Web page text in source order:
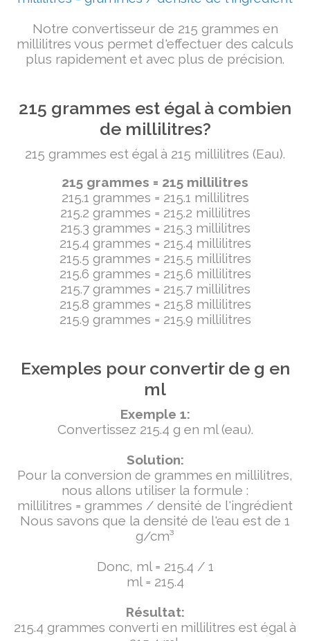
Notre convertisseur de 215 grammes en
millilitres vous permet d'effectuer des calculs
plus rapidement et avec plus de précision.
215 grammes est égal à combien
de millilitres?
215 grammes est égal à 215 millilitres (Eau).
215 grammes = 215 millilitres
215.1 grammes = 215.1 millilitres
215.2 grammes = 215.2 millilitres
215.3 grammes = 215.3 millilitres
215.4 grammes = 215.4 millilitres
215.5 grammes = 215.5 millilitres
215.6 grammes = 215.6 millilitres
215.7 grammes = 215.7 millilitres
215.8 grammes = 215.8 millilitres
215.9 grammes = 215.9 millilitres
Exemples pour convertir de g en
ml
Exemple 1:
Convertissez 215.4 g en ml (eau).
Solution:
Pour la conversion de grammes en millilitres,
nous allons utiliser la formule :
millilitres = grammes / densité de l'ingrédient
Nous savons que la densité de l'eau est de 1
g/cm³
Donc, ml = 215.4 / 1
ml = 215.4
Résultat:
215.4 grammes converti en millilitres est égal à